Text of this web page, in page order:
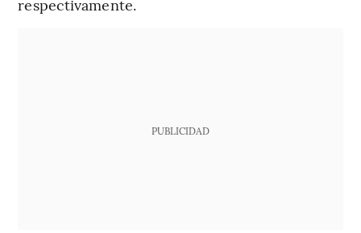
respectivamente.
PUBLICIDAD